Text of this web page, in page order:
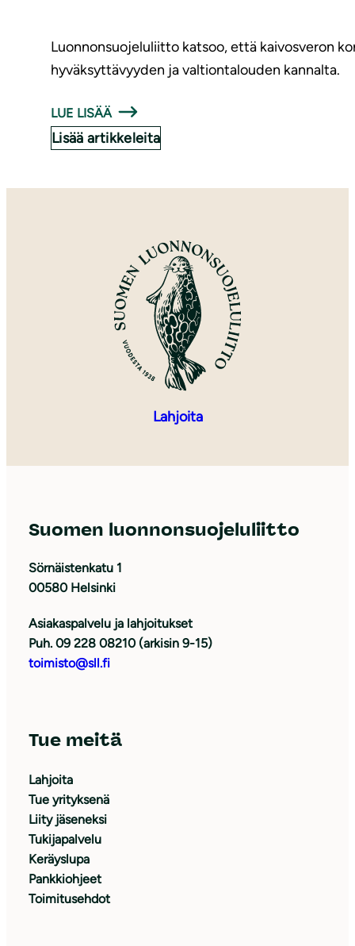
Luonnonsuojeluliitto katsoo, että kaivosveron
hyväksyttävyyden ja valtiontalouden kannalta.
LUE LISÄÄ
Lisää artikkeleita
Lahjoita
Suomen luonnonsuojeluliitto
Sörnäistenkatu 1
00580 Helsinki
Asiakaspalvelu ja lahjoitukset
Puh. 09 228 08210 (arkisin 9-15)
toimisto@sll.fi
Tue meitä
Lahjoita
Tue yrityksenä
Liity jäseneksi
Tukijapalvelu
Keräyslupa
Pankkiohjeet
Toimitusehdot